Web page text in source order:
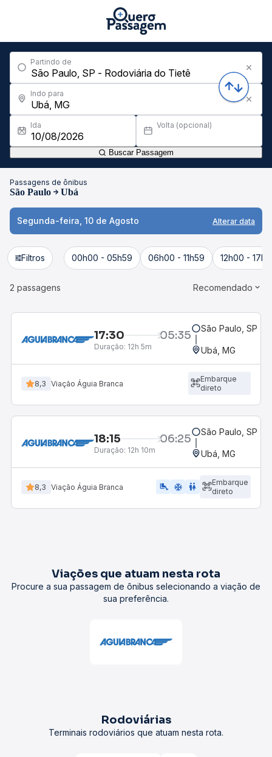
Partindo de
Indo para
Ida Volta (opcional)
Buscar Passagem
Passagens de ônibus
São Paulo Ubá
Segunda-feira, 10 de Agosto Alterar data
Filtros 00h00 - 05h59 06h00 - 11h59 12h00 -
2 passagens Recomendado
17:30 05:35
Duração: 12h 5m
São Paulo, SP -
Ubá, MG
8,3 Viação Águia Branca
Embarque
direto
18:15 06:25
Duração: 12h 10m
São Paulo, SP -
Ubá, MG
8,3 Viação Águia Branca airline_seat_legroom_extra ac_unit WC
Embarque
direto
Viações que atuam nesta rota
Procure a sua passagem de ônibus selecionando a viação de
sua preferência.
Rodoviárias
Terminais rodoviários que atuam nesta rota.